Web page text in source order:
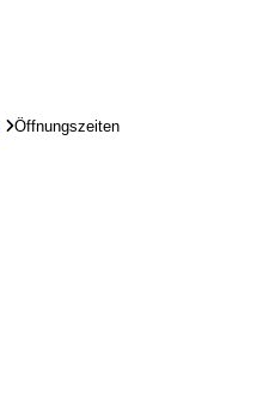
Öffnungszeiten